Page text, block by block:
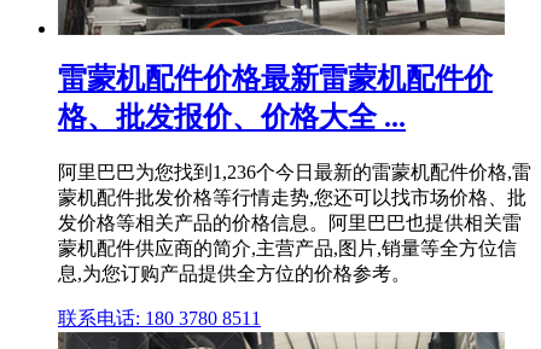
雷蒙机配件价格最新雷蒙机配件价
格、批发报价、价格大全 ...
阿里巴巴为您找到1,236个今日最新的雷蒙机配件价格,雷
蒙机配件批发价格等行情走势,您还可以找市场价格、批
发价格等相关产品的价格信息。阿里巴巴也提供相关雷
蒙机配件供应商的简介,主营产品,图片,销量等全方位信
息,为您订购产品提供全方位的价格参考。
联系电话: 180 3780 8511